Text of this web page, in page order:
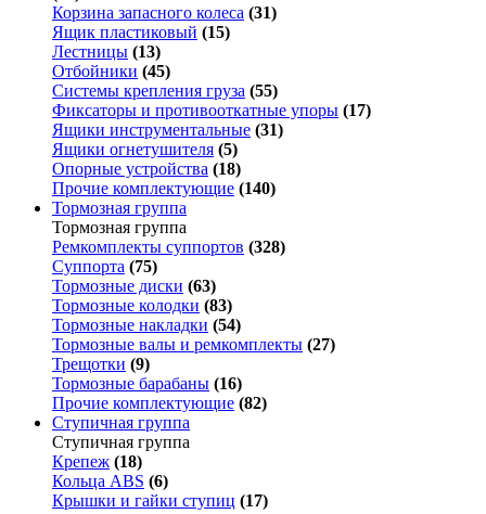
Корзина запасного колеса (31)
Ящик пластиковый (15)
Лестницы (13)
Отбойники (45)
Системы крепления груза (55)
Фиксаторы и противооткатные упоры (17)
Ящики инструментальные (31)
Ящики огнетушителя (5)
Опорные устройства (18)
Прочие комплектующие (140)
Тормозная группа
Тормозная группа
Ремкомплекты суппортов (328)
Суппорта (75)
Тормозные диски (63)
Тормозные колодки (83)
Тормозные накладки (54)
Тормозные валы и ремкомплекты (27)
Трещотки (9)
Тормозные барабаны (16)
Прочие комплектующие (82)
Ступичная группа
Ступичная группа
Крепеж (18)
Кольца ABS (6)
Крышки и гайки ступиц (17)